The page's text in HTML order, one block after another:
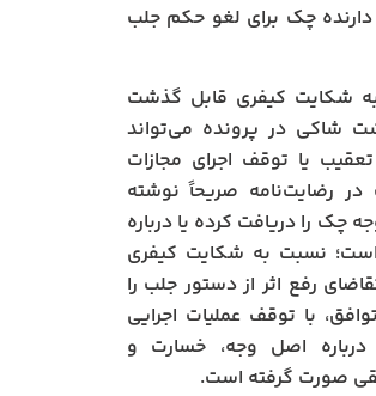
دارنده چک برای لغو حکم جلب
شکایت کیفری قابل گذشت
شاکی در پرونده می‌تواند
یا توقف اجرای مجازات
رضایت‌نامه صریحاً نوشته
چک را دریافت کرده یا درباره
نسبت به شکایت کیفری
رفع اثر از دستور جلب را
با توقف عملیات اجرایی
اصل وجه، خسارت و
صورت گرفته است.